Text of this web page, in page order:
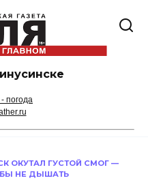
погода
ОКУТАЛ ГУСТОЙ СМОГ —
НЕ ДЫШАТЬ